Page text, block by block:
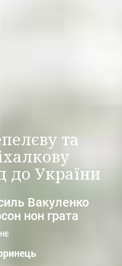
та
до України
Вакуленко
нон грата